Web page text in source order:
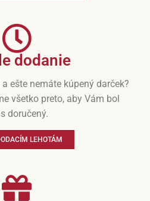
dodanie
ešte nemáte kúpený darček?
všetko preto, aby Vám bol
doručený.
LEHOTÁM